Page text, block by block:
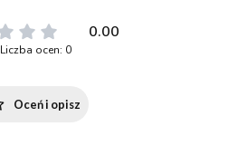
0.00
Liczba ocen: 0
Oceń i opisz